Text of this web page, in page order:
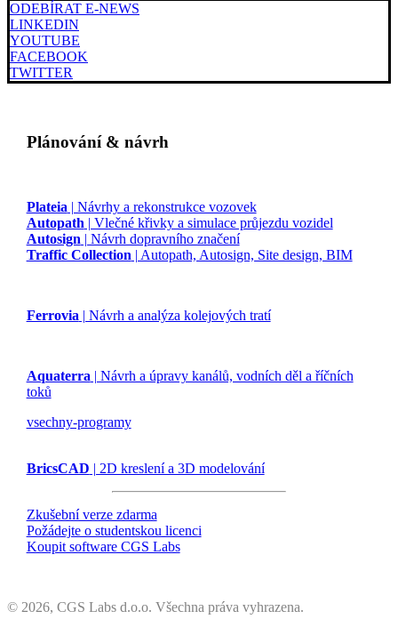
ODEBÍRAT E-NEWS
LINKEDIN
YOUTUBE
FACEBOOK
TWITTER
Plánování & návrh
Plateia | Návrhy a rekonstrukce vozovek
Autopath | Vlečné křivky a simulace průjezdu vozidel
Autosign | Návrh dopravního značení
Traffic Collection | Autopath, Autosign, Site design, BIM
Ferrovia | Návrh a analýza kolejových tratí
Aquaterra | Návrh a úpravy kanálů, vodních děl a říčních
toků
vsechny-programy
BricsCAD | 2D kreslení a 3D modelování
Zkušební verze zdarma
Požádejte o studentskou licenci
Koupit software CGS Labs
© 2026, CGS Labs d.o.o. Všechna práva vyhrazena.